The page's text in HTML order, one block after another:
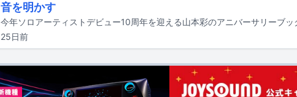
音を明かす
25日前